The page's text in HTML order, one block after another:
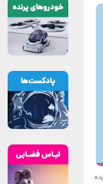
اقلام تحت کنترل در دو دسته و ۲۰ رده